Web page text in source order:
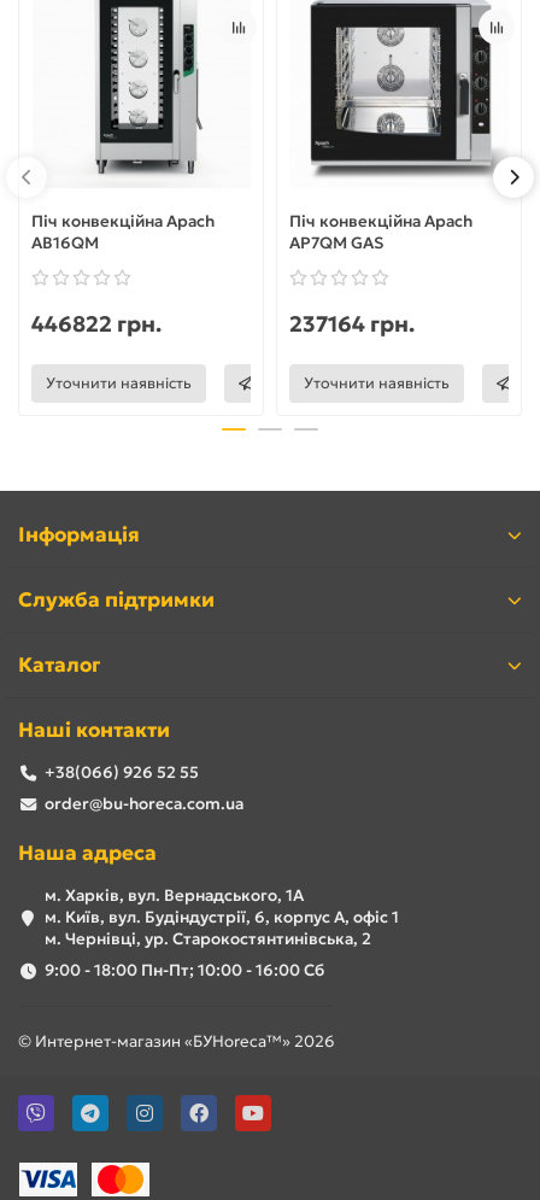
Піч конвекційна Apach
AB16QM
446822 грн.
Уточнити наявність
Піч конвекційна Apach
AP7QM GAS
237164 грн.
Уточнити наявність
Інформація
Служба підтримки
Каталог
Наші контакти
+38(066) 926 52 55
order@bu-horeca.com.ua
Наша адреса
м. Харків, вул. Вернадського, 1А
м. Київ, вул. Будіндустрії, 6, корпус А, офіс 1
м. Чернівці, ур. Старокостянтинівська, 2
9:00 - 18:00 Пн-Пт; 10:00 - 16:00 Сб
© Интернет-магазин «БУHoreca™» 2026